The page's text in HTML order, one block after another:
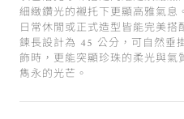
細緻鑽光的襯托下更顯高雅氣
日常休閒或正式造型皆能完美搭
鍊長設計為 45 公分，可自然垂
飾時，更能突顯珍珠的柔光與
雋永的光芒。